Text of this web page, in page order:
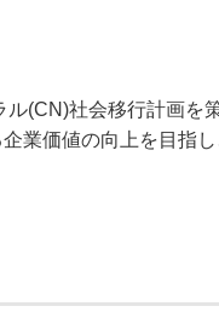
(CN)社会移行計画を
業価値の向上を目指